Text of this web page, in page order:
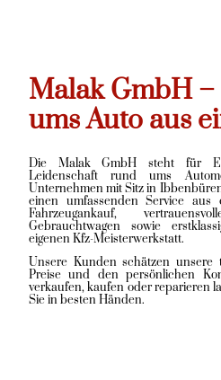
Malak GmbH
ums Auto aus
Die Malak GmbH steht für
Leidenschaft rund ums
Unternehmen mit Sitz in
einen umfassenden Service aus
Fahrzeugankauf,
Gebrauchtwagen sowie
eigenen Kfz-Meisterwerkstatt.
Unsere Kunden schätzen unsere
Preise und den persönlichen
verkaufen, kaufen oder reparieren
Sie in besten Händen.